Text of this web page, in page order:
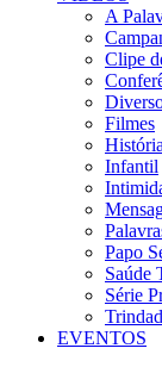
A
Clipe
Filmes
Infantil
Papo
Saúde
Série
EVENTOS